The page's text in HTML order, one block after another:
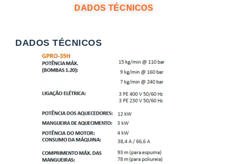
DADOS TÉCNICOS
DADOS TÉCNICOS